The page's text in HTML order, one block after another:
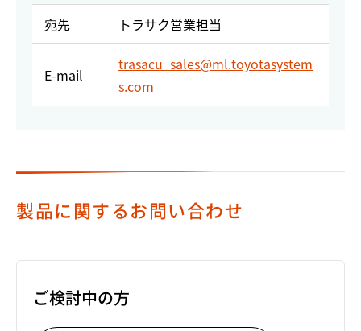
宛先 トラサク営業担当
E-mail
trasacu_sales@ml.toyotasystem
s.com
製品に関するお問い合わせ
ご検討中の方